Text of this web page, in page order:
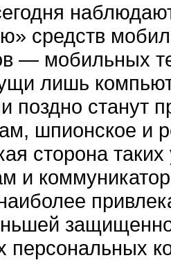
средств
— мобильных
лишь
поздно
шпионское и
сторона
и
персональных